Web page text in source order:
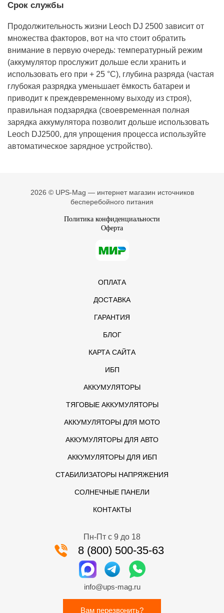
Срок службы
Продолжительность жизни Leoch DJ 2500 зависит от
множества факторов, вот на что стоит обратить
внимание в первую очередь: температурный режим
(аккумулятор прослужит дольше если хранить и
использовать его при + 25 °С), глубина разряда (частая
глубокая разрядка уменьшает ёмкость батареи и
приводит к преждевременному выходу из строя),
правильная подзарядка (своевременная полная
зарядка аккумулятора позволит дольше использовать
Leoch DJ2500, для упрощения процесса используйте
автоматическое зарядное устройство).
2026 © UPS-Mag — интернет магазин источников
бесперебойного питания
Политика конфиденциальности
Оферта
ОПЛАТА
ДОСТАВКА
ГАРАНТИЯ
БЛОГ
КАРТА САЙТА
ИБП
АККУМУЛЯТОРЫ
ТЯГОВЫЕ АККУМУЛЯТОРЫ
АККУМУЛЯТОРЫ ДЛЯ МОТО
АККУМУЛЯТОРЫ ДЛЯ АВТО
АККУМУЛЯТОРЫ ДЛЯ ИБП
СТАБИЛИЗАТОРЫ НАПРЯЖЕНИЯ
СОЛНЕЧНЫЕ ПАНЕЛИ
КОНТАКТЫ
Пн-Пт с 9 до 18
8 (800) 500-35-63
info@ups-mag.ru
Вам перезвонить?